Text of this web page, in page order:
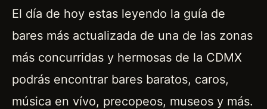
El día de hoy estas leyendo la guía de
bares más actualizada de una de las zonas
más concurridas y hermosas de la CDMX
podrás encontrar bares baratos, caros,
música en vívo, precopeos, museos y más.